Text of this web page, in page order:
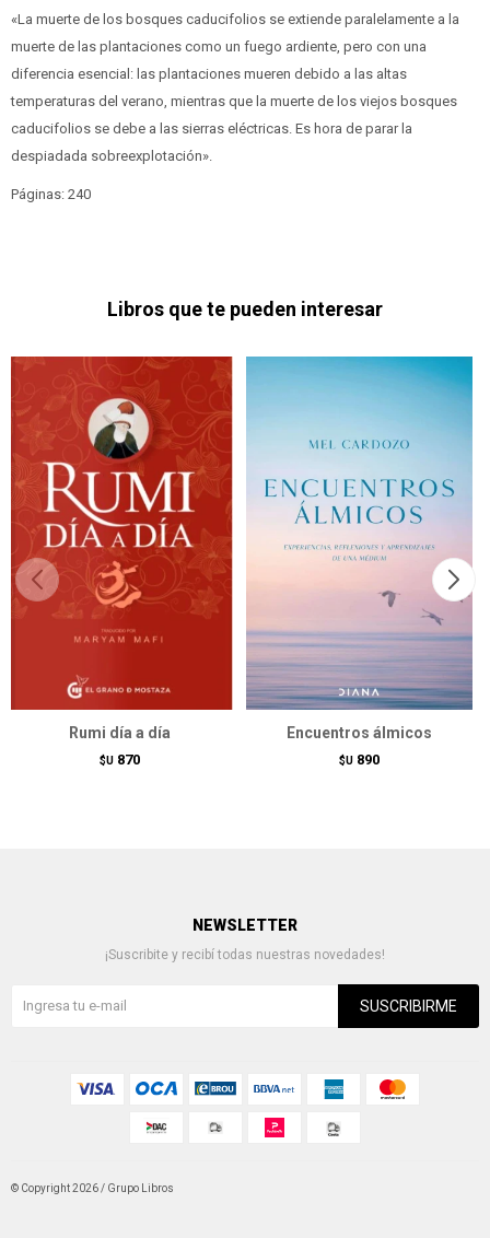
«La muerte de los bosques caducifolios se extiende paralelamente a la
muerte de las plantaciones como un fuego ardiente, pero con una
diferencia esencial: las plantaciones mueren debido a las altas
temperaturas del verano, mientras que la muerte de los viejos bosques
caducifolios se debe a las sierras eléctricas. Es hora de parar la
despiadada sobreexplotación».
Páginas: 240
Libros que te pueden interesar
Rumi día a día
$U 870
Encuentros álmicos
$U 890
NEWSLETTER
¡Suscribite y recibí todas nuestras novedades!
SUSCRIBIRME
© Copyright 2026 / Grupo Libros